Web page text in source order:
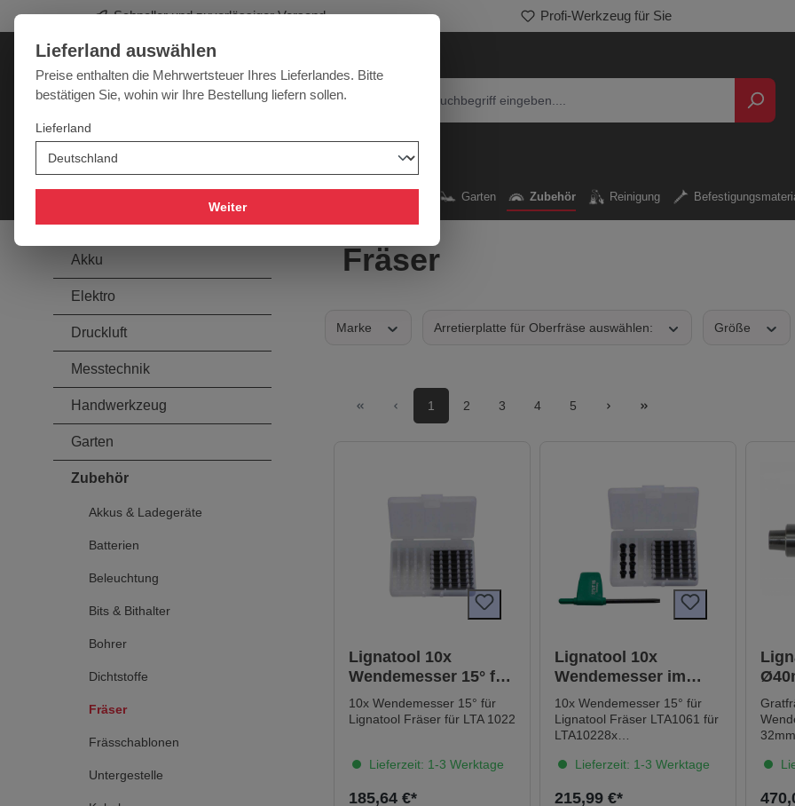
Zur Hauptnavigation springen
Schneller und zuverlässiger Versand Profi-Werkzeug für Sie
Lieferland: Deutschland
Werkzeugpower für jede Herausforderung
SALE
Garten Zubehör Reinigung
Akku
Elektro
Druckluft
Messtechnik
Handwerkzeug
Garten
Zubehör
Akkus & Ladegeräte
Batterien
Beleuchtung
Bits & Bithalter
Bohrer
Dichtstoffe
Fräser
Frässchablonen
Untergestelle
Fräser
Marke Arretierplatte für Oberfräse auswählen: Größe
1 2 3 4 5
Lignatool 10x
Wendemesser 15° für
Fräser LTA1022
10x Wendemesser 15° für
Lignatool Fräser für LTA 1022
Lieferzeit: 1-3 Werktage
185,64 €*
Lignatool 10x
Wendemesser im
Service-Set 15° für
Fräser für LTA1022
10x Wendemesser 15° für
Lignatool Fräser LTA1061 für
LTA10228x
Drehmomentschlüssel
Lieferzeit: 1-3 Werktage
215,99 €*
Lieferland auswählen
Preise enthalten die Mehrwertsteuer Ihres Lieferlandes. Bitte
bestätigen Sie, wohin wir Ihre Bestellung liefern sollen.
Lieferland
Weiter